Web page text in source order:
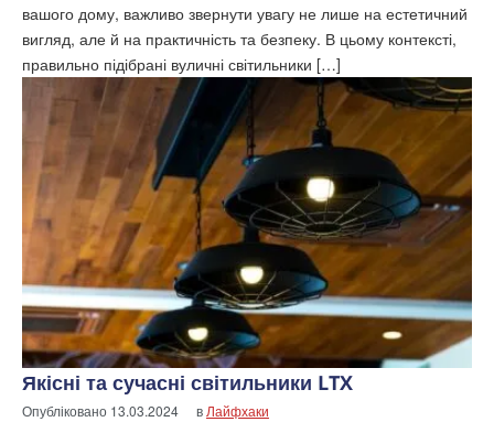
вашого дому, важливо звернути увагу не лише на естетичний
вигляд, але й на практичність та безпеку. В цьому контексті,
правильно підібрані вуличні світильники […]
Якісні та сучасні світильники LTX
Опубліковано 13.03.2024 в Лайфхаки